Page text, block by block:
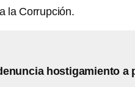
la Corrupción.
hostigamiento a